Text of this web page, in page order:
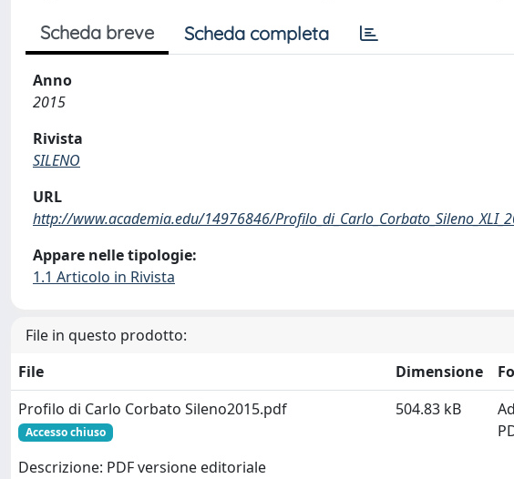
Scheda breve Scheda completa
Anno
2015
Rivista
SILENO
URL
http://www.academia.edu/14976846/
Appare nelle tipologie:
1.1 Articolo in Rivista
File in questo prodotto:
File
Dimensione
Profilo di Carlo Corbato Sileno2015.pdf
Accesso chiuso
Descrizione: PDF versione editoriale
504.83 kB